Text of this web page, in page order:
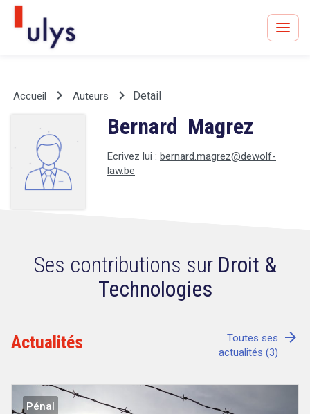
Avocats à Paris & Bruxelles
Leader en droit de l'innovation depuis 30 ans
Tout sur le RGPD
Accueil keyboard_arrow_right Auteurs keyboard_arrow_right Detail
Bernard Magrez
Ecrivez lui : bernard.magrez@dewolf-
law.be
Ses contributions sur Droit &
Technologies
Actualités
Toutes ses
actualités (3)
arrow_forward
Pénal